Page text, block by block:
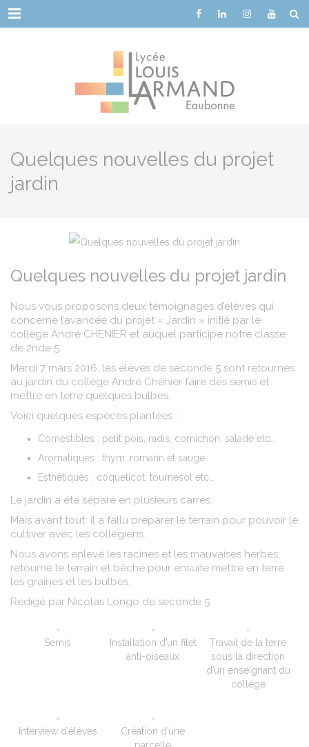
Menu
Quelques nouvelles du projet
jardin
Quelques nouvelles du projet jardin
Nous vous proposons deux témoignages d’élèves qui
concerne l’avancée du projet « Jardin » initié par le
collège André CHENIER et auquel participe notre classe
de 2nde 5.
Mardi 7 mars 2016, les élèves de seconde 5 sont retournés
au jardin du collège André Chénier faire des semis et
mettre en terre quelques bulbes.
Voici quelques espèces plantées :
Comestibles : petit pois, radis, cornichon, salade etc…
Aromatiques : thym, romarin et sauge
Esthétiques : coquelicot, tournesol etc…
Le jardin a été séparé en plusieurs carrés.
Mais avant tout il a fallu préparer le terrain pour pouvoir le
cultiver avec les collégiens.
Nous avons enlevé les racines et les mauvaises herbes,
retourné le terrain et bêché pour ensuite mettre en terre
les graines et les bulbes.
Rédigé par Nicolas Longo de seconde 5
Semis
Installation d’un filet
anti-oiseaux
Travail de la terre
sous la direction
d’un enseignant du
collège
Interview d’élèves
Création d’une
Cookies management panel